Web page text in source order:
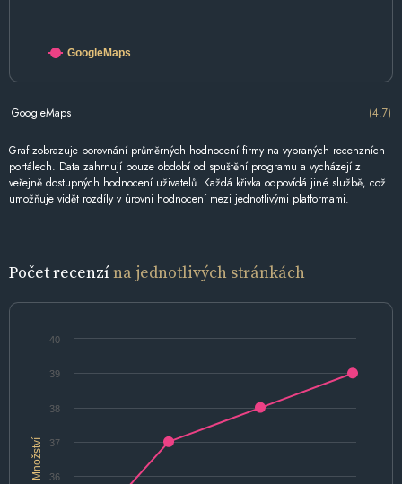
GoogleMaps
GoogleMaps (4.7)
Graf zobrazuje porovnání průměrných hodnocení firmy na vybraných recenzních
portálech. Data zahrnují pouze období od spuštění programu a vycházejí z
veřejně dostupných hodnocení uživatelů. Každá křivka odpovídá jiné službě, což
umožňuje vidět rozdíly v úrovni hodnocení mezi jednotlivými platformami.
Počet recenzína jednotlivých stránkách
Množství 36
37
38
39
40